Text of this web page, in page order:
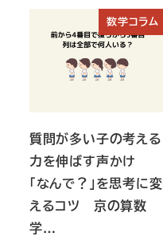
数学コラム
質問が多い子の考える
力を伸ばす声かけ
「なんで？」を思考に変
えるコツ 京の算数
学…